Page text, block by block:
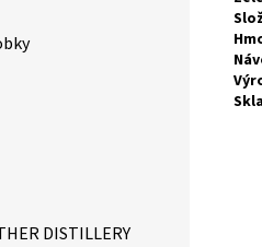
DISTILLERY